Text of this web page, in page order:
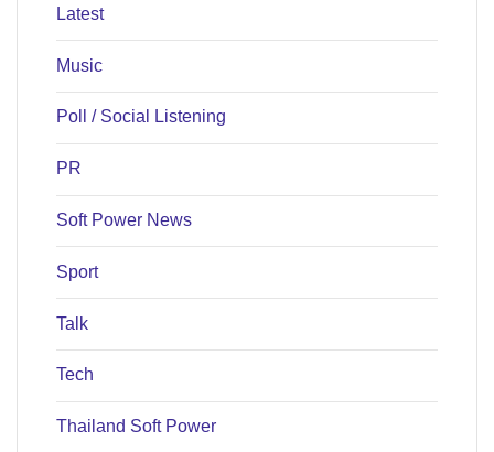
Latest
Music
Poll / Social Listening
PR
Soft Power News
Sport
Talk
Tech
Thailand Soft Power